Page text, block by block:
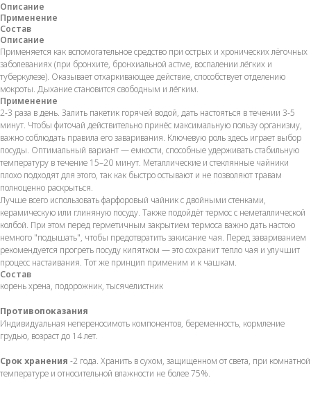
Описание
Применение
Состав
Описание
Применяется как вспомогательное средство при острых и хронических лёгочных
заболеваниях (при бронхите, бронхиальной астме, воспалении лёгких и
туберкулезе). Оказывает отхаркивающее действие, способствует отделению
мокроты. Дыхание становится свободным и лёгким.
Применение
2-3 раза в день. Залить пакетик горячей водой, дать настояться в течении 3-5
минут. Чтобы фиточай действительно принёс максимальную пользу организму,
важно соблюдать правила его заваривания. Ключевую роль здесь играет выбор
посуды. Оптимальный вариант — емкости, способные удерживать стабильную
температуру в течение 15–20 минут. Металлические и стеклянные чайники
плохо подходят для этого, так как быстро остывают и не позволяют травам
полноценно раскрыться.
Лучше всего использовать фарфоровый чайник с двойными стенками,
керамическую или глиняную посуду. Также подойдёт термос с неметаллической
колбой. При этом перед герметичным закрытием термоса важно дать настою
немного "подышать", чтобы предотвратить закисание чая. Перед завариванием
рекомендуется прогреть посуду кипятком — это сохранит тепло чая и улучшит
процесс настаивания. Тот же принцип применим и к чашкам.
Состав
корень хрена, подорожник, тысячелистник
Противопоказания
Индивидуальная непереносимоть компонентов, беременность, кормление
грудью, возраст до 14 лет.
Срок хранения -2 года. Хранить в сухом, защищенном от света, при комнатной
температуре и относительной влажности не более 75%.